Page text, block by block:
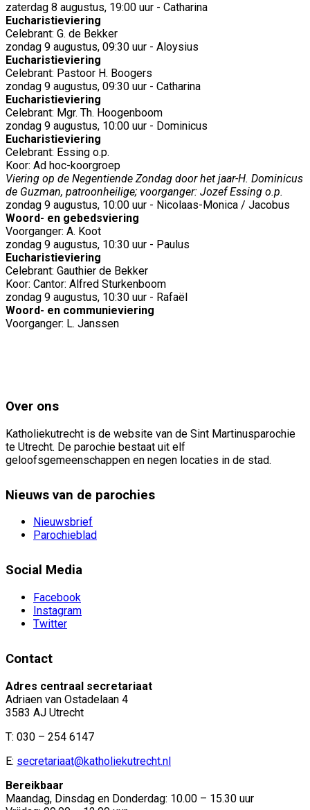
zaterdag 8 augustus, 19:00 uur - Catharina
Eucharistieviering
Celebrant: G. de Bekker
zondag 9 augustus, 09:30 uur - Aloysius
Eucharistieviering
Celebrant: Pastoor H. Boogers
zondag 9 augustus, 09:30 uur - Catharina
Eucharistieviering
Celebrant: Mgr. Th. Hoogenboom
zondag 9 augustus, 10:00 uur - Dominicus
Eucharistieviering
Celebrant: Essing o.p.
Koor: Ad hoc-koorgroep
Viering op de Negentiende Zondag door het jaar-H. Dominicus
de Guzman, patroonheilige; voorganger: Jozef Essing o.p.
zondag 9 augustus, 10:00 uur - Nicolaas-Monica / Jacobus
Woord- en gebedsviering
Voorganger: A. Koot
zondag 9 augustus, 10:30 uur - Paulus
Eucharistieviering
Celebrant: Gauthier de Bekker
Koor: Cantor: Alfred Sturkenboom
zondag 9 augustus, 10:30 uur - Rafaël
Woord- en communieviering
Voorganger: L. Janssen
Over ons
Katholiekutrecht is de website van de Sint Martinusparochie
te Utrecht. De parochie bestaat uit elf
geloofsgemeenschappen en negen locaties in de stad.
Nieuws van de parochies
Nieuwsbrief
Parochieblad
Social Media
Facebook
Instagram
Twitter
Contact
Adres centraal secretariaat
Adriaen van Ostadelaan 4
3583 AJ Utrecht
T: 030 – 254 6147
E: secretariaat@katholiekutrecht.nl
Bereikbaar
Maandag, Dinsdag en Donderdag: 10.00 – 15.30 uur